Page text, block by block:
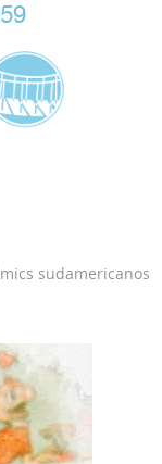
sudamericanos